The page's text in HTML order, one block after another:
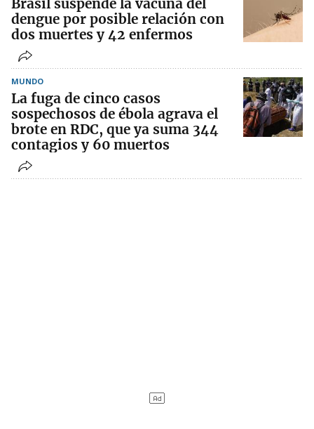
Brasil suspende la vacuna del
dengue por posible relación con
dos muertes y 42 enfermos
MUNDO
La fuga de cinco casos
sospechosos de ébola agrava el
brote en RDC, que ya suma 344
contagios y 60 muertos